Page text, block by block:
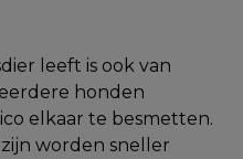
leeft is ook van
honden
elkaar te besmetten.
worden sneller